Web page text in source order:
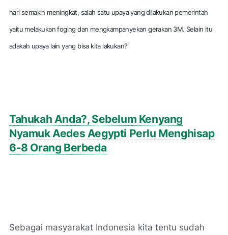
hari semakin meningkat, salah satu upaya yang dilakukan pemerintah
yaitu melakukanfoging dan mengkampanyekan gerakan 3M. Selain itu
adakah upaya lain yang bisa kita lakukan?
Tahukah Anda?, Sebelum Kenyang
Nyamuk Aedes Aegypti Perlu Menghisap
6-8 Orang Berbeda
Sebagai masyarakat Indonesia kita tentu sudah